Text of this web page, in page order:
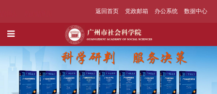
返回首页 党政邮箱 办公系统 数据中心